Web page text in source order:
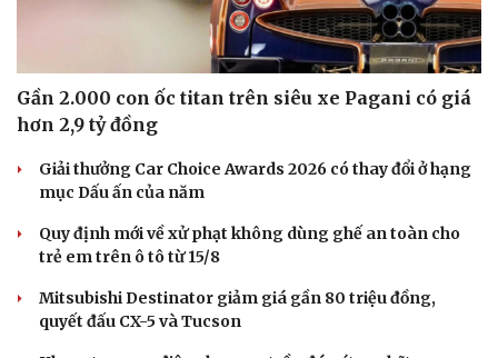
Gần 2.000 con ốc titan trên siêu xe Pagani có giá
hơn 2,9 tỷ đồng
Giải thưởng Car Choice Awards 2026 có thay đổi ở hạng
mục Dấu ấn của năm
Quy định mới về xử phạt không dùng ghế an toàn cho
trẻ em trên ô tô từ 15/8
Mitsubishi Destinator giảm giá gần 80 triệu đồng,
quyết đấu CX-5 và Tucson